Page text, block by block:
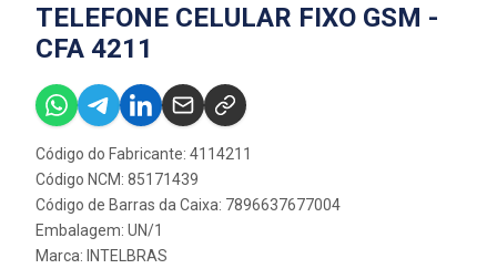
TELEFONE CELULAR FIXO GSM -
CFA 4211
Código do Fabricante: 4114211
Código NCM: 85171439
Código de Barras da Caixa: 7896637677004
Embalagem: UN/1
Marca: INTELBRAS